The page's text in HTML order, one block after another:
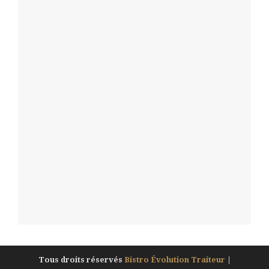
Tous droits réservés Bistro Évolution Traiteur